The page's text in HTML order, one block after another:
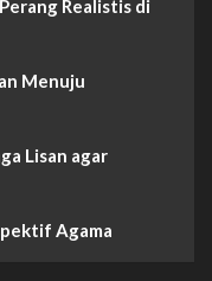
Realistis di
Menuju
Lisan agar
Agama